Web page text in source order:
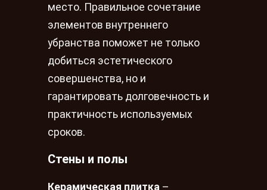
место. Правильное сочетание
элементов внутреннего
убранства поможет не только
добиться эстетического
совершенства, но и
гарантировать долговечность и
практичность используемых
сроков.
Стены и полы
Керамическая плитка –